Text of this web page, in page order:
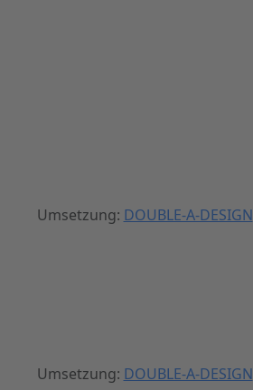
Umsetzung: DOUBLE-A-DESIGN
Umsetzung: DOUBLE-A-DESIGN